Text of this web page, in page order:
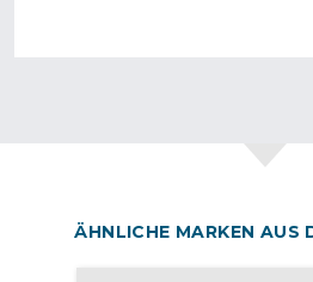
ÄHNLICHE MARKEN AUS